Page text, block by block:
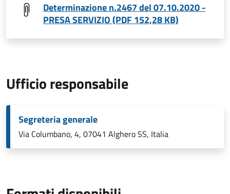
Determinazione n.2467 del 07.10.2020 -
PRESA SERVIZIO (PDF 152,28 KB)
Ufficio responsabile
Segreteria generale
Via Columbano, 4, 07041 Alghero SS, Italia